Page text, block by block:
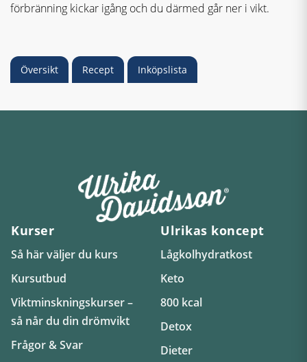
förbränning kickar igång och du därmed går ner i vikt.
Översikt Recept Inköpslista
Kurser
Så här väljer du kurs
Kursutbud
Viktminskningskurser –
så når du din drömvikt
Frågor & Svar
Ulrikas koncept
Lågkolhydratkost
Keto
800 kcal
Detox
Dieter